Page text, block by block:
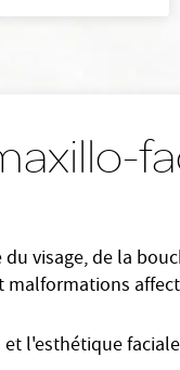
visage, de la
l'esthétique